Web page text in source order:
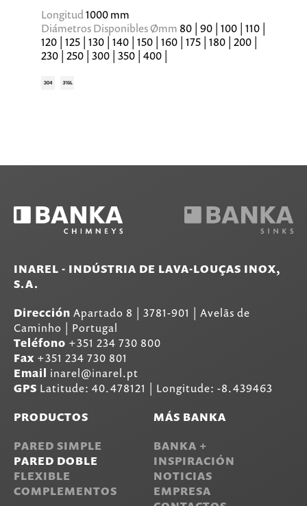
Longitud1000 mm
Diámetros Disponibles Ømm 80 | 90 | 100 | 110 |
120 | 125 | 130 | 140 | 150 | 160 | 175 | 180 | 200 |
230 | 250 | 300 | 350 | 400 |
INAREL - INDÚSTRIA DE LAVA-LOUÇAS INOX,
S.A.
Dirección Apartado 8 3781-901
Avelãs de
Caminho | Portugal
Teléfono +351 234 730 800
Fax +351 234 730 801
Email inarel@inarel.pt
GPS Latitude: 40.478121 | Longitude: -8.439463
PRODUCTOS
PARED SIMPLE
PARED DOBLE
FLEXIBLE
COMPLEMENTOS
MÁS BANKA
BANKA +
INSPIRACIÓN
NOTICIAS
EMPRESA